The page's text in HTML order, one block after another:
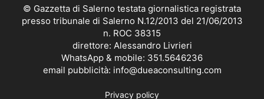
© Gazzetta di Salerno testata giornalistica registrata
presso tribunale di Salerno N.12/2013 del 21/06/2013
n. ROC 38315
direttore: Alessandro Livrieri
WhatsApp & mobile: 351.5646236
email pubblicità: info@dueaconsulting.com
Privacy policy